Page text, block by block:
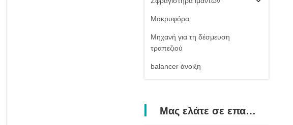
Μακρυφόρα
Μηχανή για τη δέσμευση
τραπεζιού
balancer άνοιξη
Μας ελάτε σε επαφή με